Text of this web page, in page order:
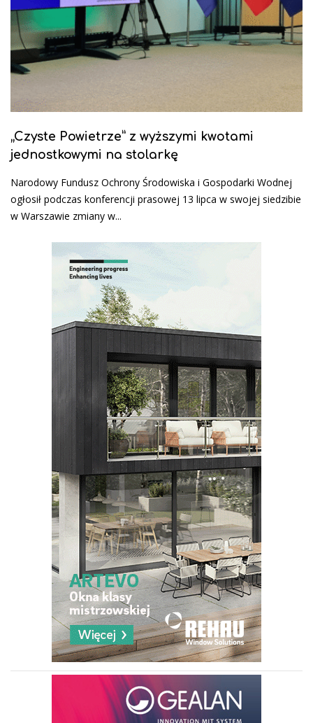
„Czyste Powietrze” z wyższymi kwotami
jednostkowymi na stolarkę
Narodowy Fundusz Ochrony Środowiska i Gospodarki Wodnej
ogłosił podczas konferencji prasowej 13 lipca w swojej siedzibie
w Warszawie zmiany w...